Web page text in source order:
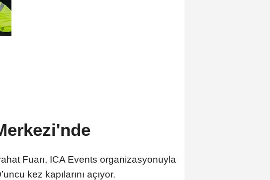
Fuarı, ICA Events organizasyonuyla
kez kapılarını açıyor.